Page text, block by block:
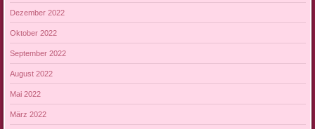
Dezember 2022
Oktober 2022
September 2022
August 2022
Mai 2022
März 2022